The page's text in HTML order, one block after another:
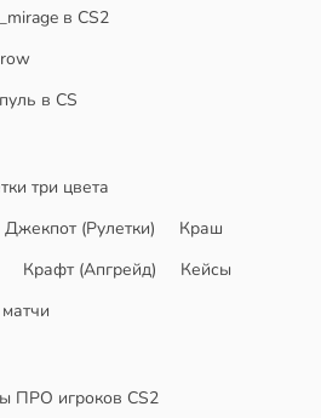
в CS2
в CS
три цвета
Джекпот (Рулетки)
Краш
Крафт (Апгрейд)
Кейсы
ПРО игроков CS2